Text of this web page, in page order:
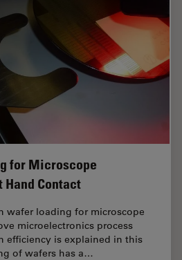
for Microscope
Contact
wafer loading for microscope
microelectronics process
efficiency is explained in this
of wafers has a…